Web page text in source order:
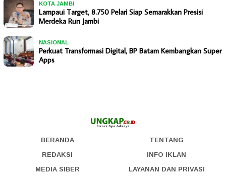
KOTA JAMBI
Lampaui Target, 8.750 Pelari Siap Semarakkan Presisi
Merdeka Run Jambi
NASIONAL
Perkuat Transformasi Digital, BP Batam Kembangkan Super
Apps
BERANDA
TENTANG
REDAKSI
INFO IKLAN
MEDIA SIBER
LAYANAN DAN PRIVASI